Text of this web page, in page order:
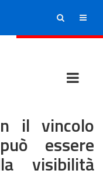
ricerca menu
il vincolo
essere
visibilità